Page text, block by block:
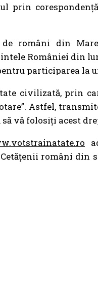
prin
români din
României din
participarea la
civilizată, prin
Astfel,
vă folosiți acest
români din